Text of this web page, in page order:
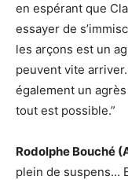
en espérant que
essayer de
les arçons est un
peuvent vite
également un
tout est possible.”
Rodolphe Bouché
plein de suspens…